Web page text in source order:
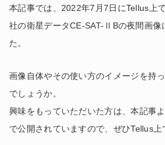
本記事では、2022年7月7日にTellus上
社の衛星データCE-SAT-ⅡBの夜間画像
た。
画像自体やその使い方のイメージを持
でしょうか。
興味をもっていただいた方は、本記事
で公開されていますので、ぜひTellus上